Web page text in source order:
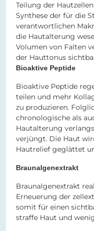
Teilung der
Synthese der für die
verantwortlichen
die Hautalterung
Volumen von Falten
der Hauttonus
Bioaktive Peptide
Bioaktive Peptide
teilen und mehr
zu produzieren.
chronologische als
Hautalterung
verjüngt. Die Haut
Hautrelief geglättet
Braunalgenextrakt
Braunalgenextrakt
Erneuerung der
somit für einen
straffe Haut und